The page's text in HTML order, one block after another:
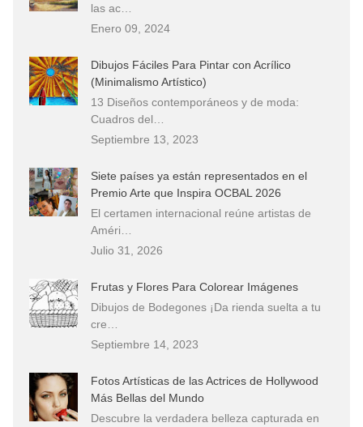
las ac…
Enero 09, 2024
Dibujos Fáciles Para Pintar con Acrílico
(Minimalismo Artístico)
13 Diseños contemporáneos y de moda:
Cuadros del…
Septiembre 13, 2023
Siete países ya están representados en el
Premio Arte que Inspira OCBAL 2026
El certamen internacional reúne artistas de
Améri…
Julio 31, 2026
Frutas y Flores Para Colorear Imágenes
Dibujos de Bodegones ¡Da rienda suelta a tu
cre…
Septiembre 14, 2023
Fotos Artísticas de las Actrices de Hollywood
Más Bellas del Mundo
Descubre la verdadera belleza capturada en